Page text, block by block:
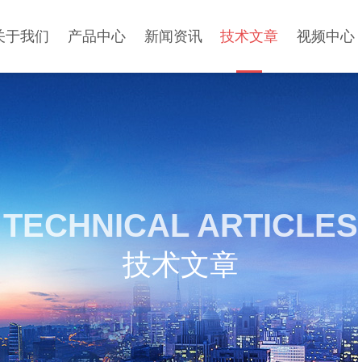
于我们 产品中心 新闻资讯 技术文章 视频中心
TECHNICAL ARTICLES
技术文章